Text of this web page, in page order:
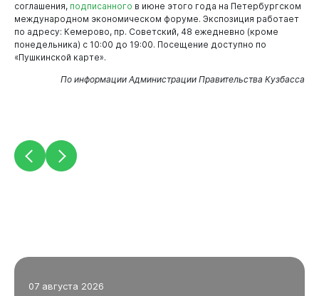
соглашения, подписанного в июне этого года на Петербургском
международном экономическом форуме. Экспозиция работает
по адресу: Кемерово, пр. Советский, 48 ежедневно (кроме
понедельника) с 10:00 до 19:00. Посещение доступно по
«Пушкинской карте».
По информации Администрации Правительства Кузбасса